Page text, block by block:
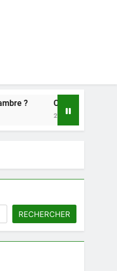
Climatisation Atlantic : notre
RECHERCHER